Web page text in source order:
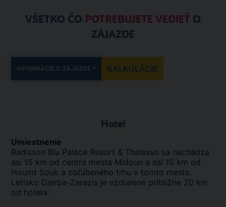
VŠETKO ČO POTREBUJETE VEDIEŤ O
ZÁJAZDE
INFORMÁCIE O ZÁJAZDE KALKULÁCIE
Hotel
Umiestnenie
Radisson Blu Palace Resort & Thalasso sa nachádza
asi 15 km od centra mesta Midoun a asi 10 km od
Houmt Souk a obľúbeného trhu v tomto meste.
Letisko Djerba-Zarazis je vzdialené približne 20 km
od hotela.